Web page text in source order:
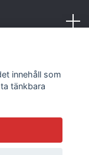
innehåll som
tänkbara